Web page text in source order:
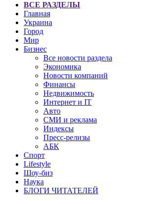
ВСЕ РАЗДЕЛЫ
Главная
Украина
Город
Мир
Бизнес
Все новости раздела
Экономика
Новости компаний
Финансы
Недвижимость
Интернет и IT
Авто
СМИ и реклама
Индексы
Пресс-релизы
АБК
Спорт
Lifestyle
Шоу-биз
Наука
БЛОГИ ЧИТАТЕЛЕЙ